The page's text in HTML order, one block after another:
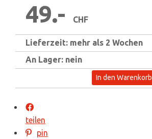
49.- CHF
Lieferzeit: mehr als 2 Wochen
An Lager: nein
In den Warenkorb
teilen
pin